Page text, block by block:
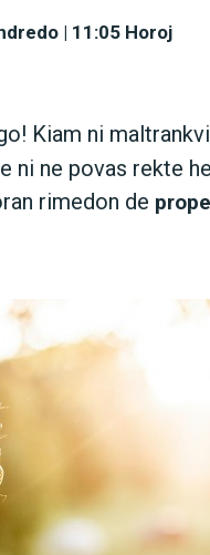
| 11:05 Horoj
Kiam ni
ni ne povas rekte
rimedon de